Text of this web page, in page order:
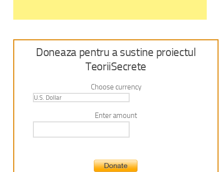
Doneaza pentru a sustine proiectul
TeoriiSecrete
Choose currency
Enter amount